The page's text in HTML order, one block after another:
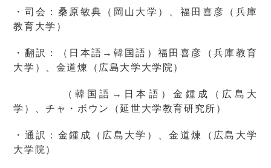
・司会：桑原敏典（岡山大学）、福田喜彦（兵庫
教育大学）
・翻訳：（日本語→韓国語）福田喜彦（兵庫教育
大学）、金道煉（広島大学大学院）
（韓国語→日本語）金鍾成（広島大
学）、チャ・ボウン（延世大学教育研究所）
・通訳：金鍾成（広島大学）、金道煉（広島大学
大学院）